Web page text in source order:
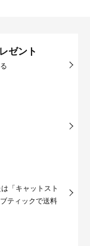
ゼント
「キャットスト
ティックで送料